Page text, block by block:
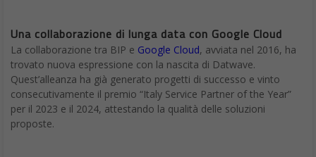
Mail: Categorizzazione automatica delle email ricevute.
Emoji Dinamiche : Creazione di emoji personalizzate basate sul
contesto.
App Fotocamera : Nuovi strumenti di editing AI per
perfezionare foto.
Home Screen: Personalizzazione delle icone e nuovi sfondi
vintage.